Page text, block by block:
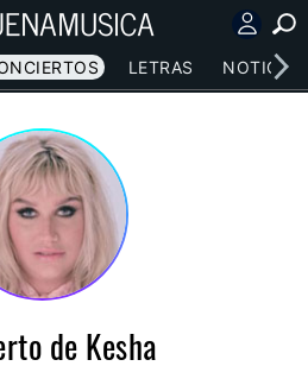
LETRAS NOTICIAS
de Kesha